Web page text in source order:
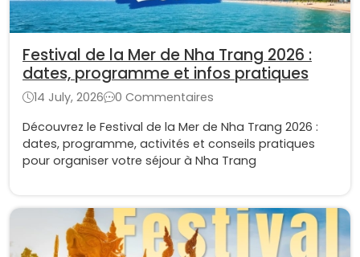
Festival de la Mer de Nha Trang 2026 :
dates, programme et infos pratiques
14 July, 2026
0 Commentaires
Découvrez le Festival de la Mer de Nha Trang 2026 :
dates, programme, activités et conseils pratiques
pour organiser votre séjour à Nha Trang